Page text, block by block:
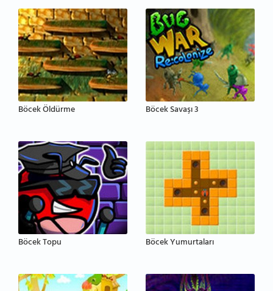
Böcek Öldürme Böcek Savaşı 3
Böcek Topu Böcek Yumurtaları